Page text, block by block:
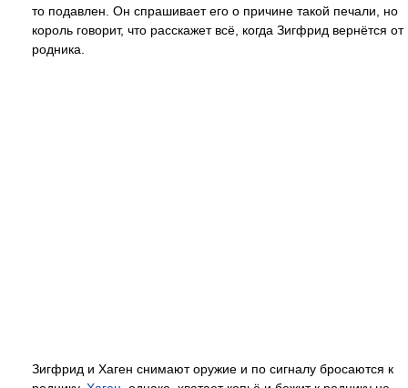
то подавлен. Он спрашивает его о причине такой печали, но
король говорит, что расскажет всё, когда Зигфрид вернётся от
родника.
Зигфрид и Хаген снимают оружие и по сигналу бросаются к